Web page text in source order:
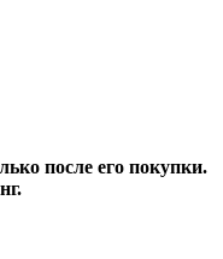
после его покупки.